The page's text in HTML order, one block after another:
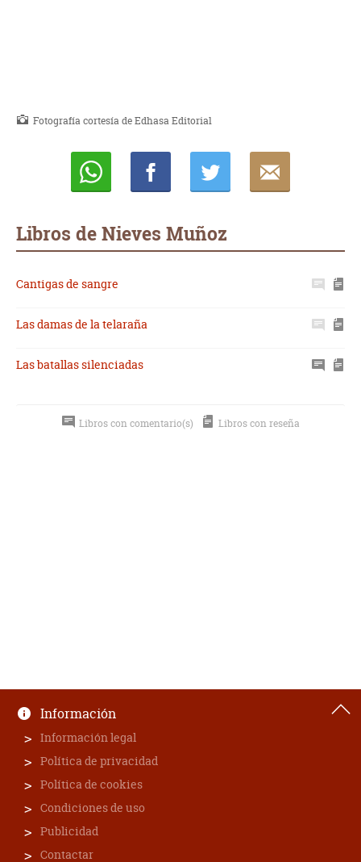
Fotografía cortesía de Edhasa Editorial
Libros de Nieves Muñoz
Cantigas de sangre
Las damas de la telaraña
Las batallas silenciadas
Libros con comentario(s) Libros con reseña
Información
Información legal
Política de privacidad
Política de cookies
Condiciones de uso
Publicidad
Contactar